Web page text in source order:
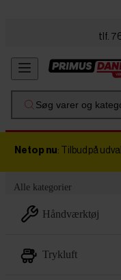
tlf.
Søg varer og
Netop nu: Tilbud på
Alle kategorier
håndværktøj
trykluft